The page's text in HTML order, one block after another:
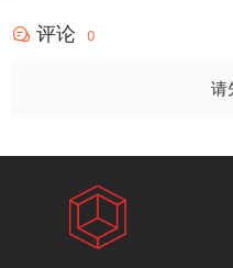
评论 0
请